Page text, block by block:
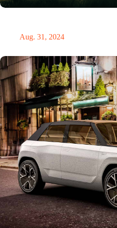
Aug. 31, 2024